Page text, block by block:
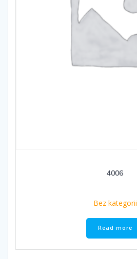
4006
Bez kategorii
Read more